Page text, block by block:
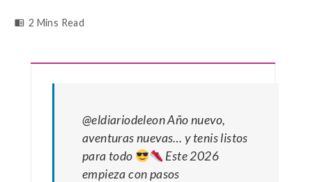
2 Mins Read
@eldiariodeleonAño nuevo,
aventuras nuevas… y tenis listos
para todo
Este 2026
empieza con pasos